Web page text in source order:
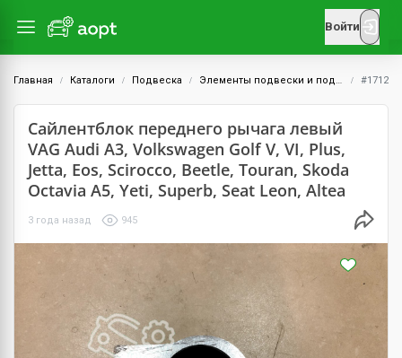
Войти
Главная Каталоги Подвеска Элементы подвески и подрамник #1712
Сайлентблок переднего рычага левый
VAG Audi A3, Volkswagen Golf V, VI, Plus,
Jetta, Eos, Scirocco, Beetle, Touran, Skoda
Octavia A5, Yeti, Superb, Seat Leon, Altea
3 года назад 945